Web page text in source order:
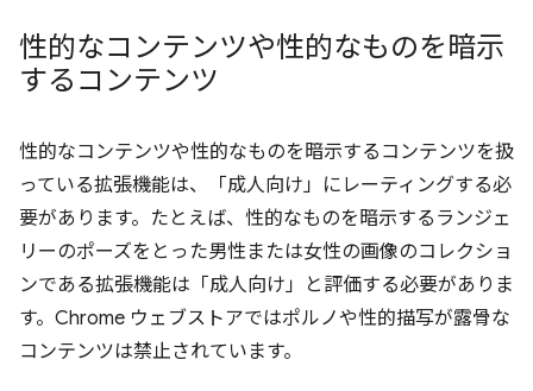
性的なコンテンツや性的なものを暗示
するコンテンツ
性的なコンテンツや性的なものを暗示するコンテンツを扱
っている拡張機能は、「成人向け」にレーティングする必
要があります。たとえば、性的なものを暗示するランジェ
リーのポーズをとった男性または女性の画像のコレクショ
ンである拡張機能は「成人向け」と評価する必要がありま
す。Chrome ウェブストアではポルノや性的描写が露骨な
コンテンツは禁止されています。